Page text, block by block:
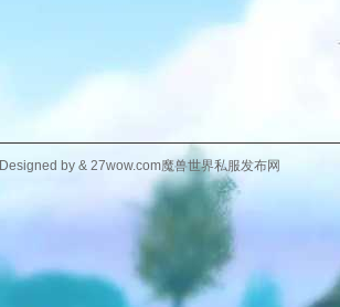
Designed by & 27wow.com魔兽世界私服发布网